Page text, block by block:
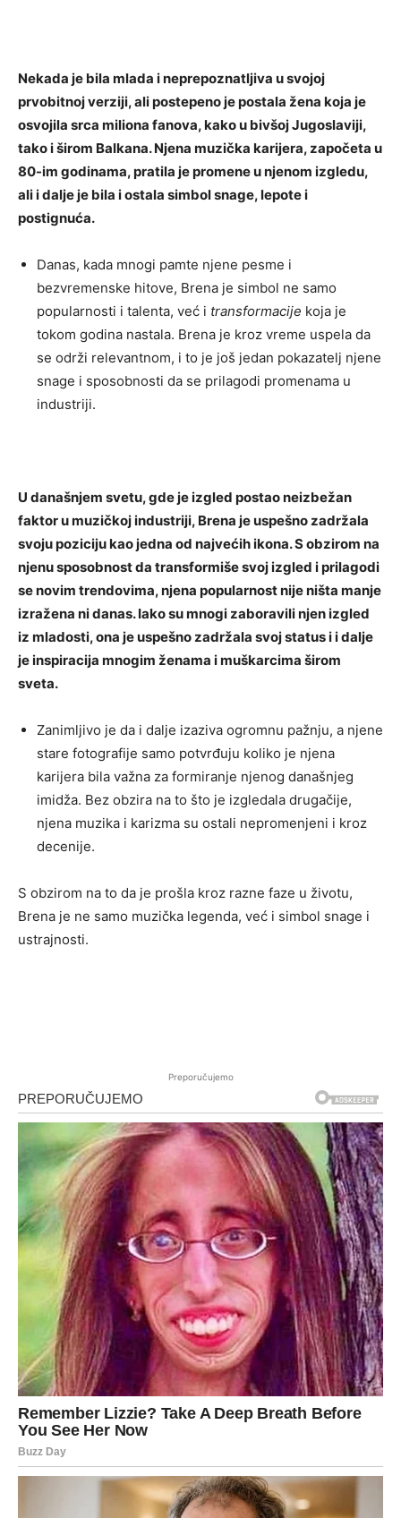
Nekada je bila mlada i neprepoznatljiva u svojoj
prvobitnoj verziji, ali postepeno je postala žena koja je
osvojila srca miliona fanova, kako u bivšoj Jugoslaviji,
tako i širom Balkana. Njena muzička karijera, započeta u
80-im godinama, pratila je promene u njenom izgledu,
ali i dalje je bila i ostala simbol snage, lepote i
postignuća.
Danas, kada mnogi pamte njene pesme i
bezvremenske hitove, Brena je simbol ne samo
popularnosti i talenta, već i transformacije koja je
tokom godina nastala. Brena je kroz vreme uspela da
se održi relevantnom, i to je još jedan pokazatelj njene
snage i sposobnosti da se prilagodi promenama u
industriji.
U današnjem svetu, gde je izgled postao neizbežan
faktor u muzičkoj industriji, Brena je uspešno zadržala
svoju poziciju kao jedna od najvećih ikona. S obzirom na
njenu sposobnost da transformiše svoj izgled i prilagodi
se novim trendovima, njena popularnost nije ništa manje
izražena ni danas. Iako su mnogi zaboravili njen izgled
iz mladosti, ona je uspešno zadržala svoj status i i dalje
je inspiracija mnogim ženama i muškarcima širom
sveta.
Zanimljivo je da i dalje izaziva ogromnu pažnju, a njene
stare fotografije samo potvrđuju koliko je njena
karijera bila važna za formiranje njenog današnjeg
imidža. Bez obzira na to što je izgledala drugačije,
njena muzika i karizma su ostali nepromenjeni i kroz
decenije.
S obzirom na to da je prošla kroz razne faze u životu,
Brena je ne samo muzička legenda, već i simbol snage i
ustrajnosti.
Preporučujemo